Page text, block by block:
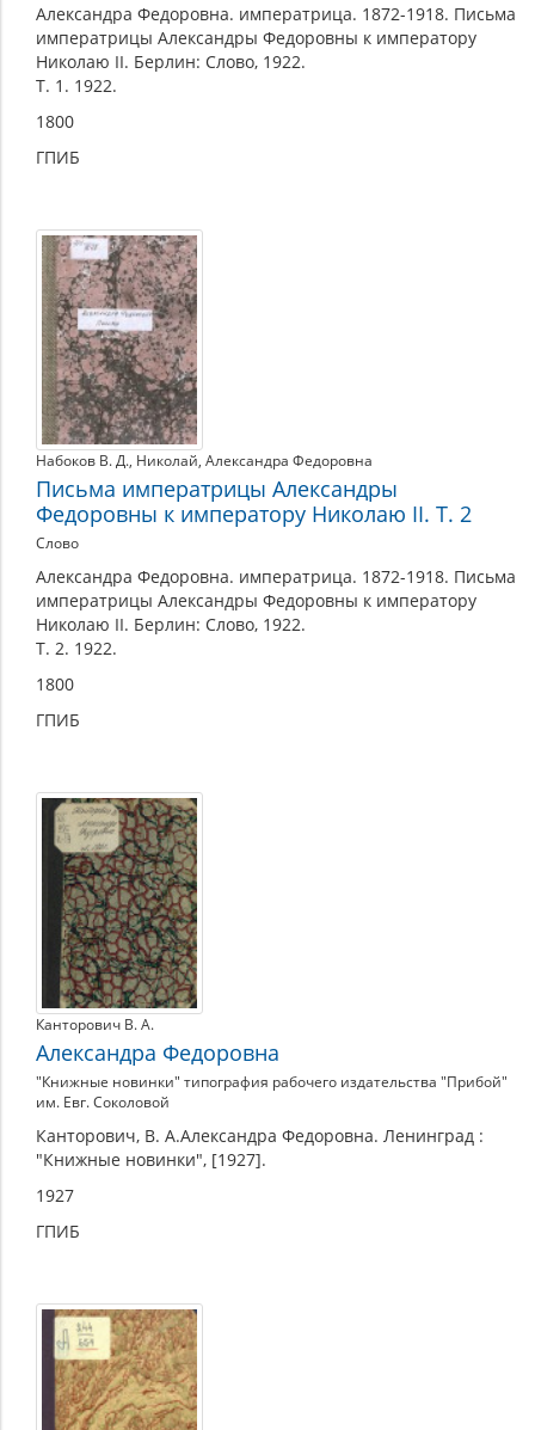
Александра Федоровна. императрица. 1872-1918. Письма
императрицы Александры Федоровны к императору
Николаю II. Берлин: Слово, 1922.
Т. 1. 1922.
1800
ГПИБ
Набоков В. Д., Николай, Александра Федоровна
Письма императрицы Александры
Федоровны к императору Николаю II. Т. 2
Слово
Александра Федоровна. императрица. 1872-1918. Письма
императрицы Александры Федоровны к императору
Николаю II. Берлин: Слово, 1922.
Т. 2. 1922.
1800
ГПИБ
Канторович В. А.
Александра Федоровна
"Книжные новинки" типография рабочего издательства "Прибой"
им. Евг. Соколовой
Канторович, В. А.Александра Федоровна. Ленинград :
"Книжные новинки", [1927].
1927
ГПИБ